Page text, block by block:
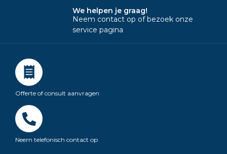
We helpen je graag!
Neem contact op of bezoek onze
service pagina
Offerte of consult aanvragen
Neem telefonisch contact op